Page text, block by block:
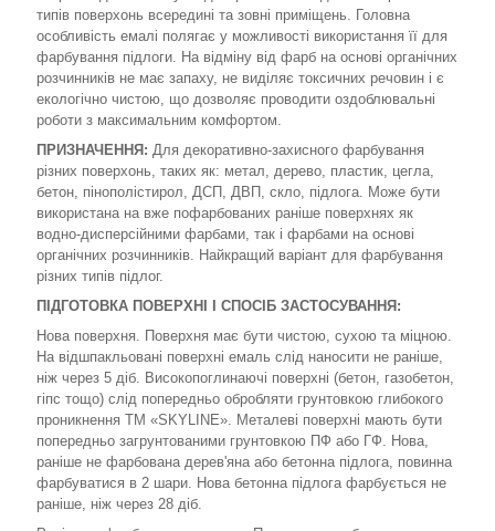
типів поверхонь всередині та зовні приміщень. Головна
особливість емалі полягає у можливості використання її для
фарбування підлоги. На відміну від фарб на основі органічних
розчинників не має запаху, не виділяє токсичних речовин і є
екологічно чистою, що дозволяє проводити оздоблювальні
роботи з максимальним комфортом.
ПРИЗНАЧЕННЯ: Для декоративно-захисного фарбування
різних поверхонь, таких як: метал, дерево, пластик, цегла,
бетон, пінополістирол, ДСП, ДВП, скло, підлога. Може бути
використана на вже пофарбованих раніше поверхнях як
водно-дисперсійними фарбами, так і фарбами на основі
органічних розчинників. Найкращий варіант для фарбування
різних типів підлог.
ПІДГОТОВКА ПОВЕРХНІ І СПОСІБ ЗАСТОСУВАННЯ:
Нова поверхня. Поверхня має бути чистою, сухою та міцною.
На відшпакльовані поверхні емаль слід наносити не раніше,
ніж через 5 діб. Високопоглинаючі поверхні (бетон, газобетон,
гіпс тощо) слід попередньо обробляти грунтовкою глибокого
проникнення TM «SKYLINE». Металеві поверхні мають бути
попередньо загрунтованими грунтовкою ПФ або ГФ. Нова,
раніше не фарбована дерев'яна або бетонна підлога, повинна
фарбуватися в 2 шари. Нова бетонна підлога фарбується не
раніше, ніж через 28 діб.